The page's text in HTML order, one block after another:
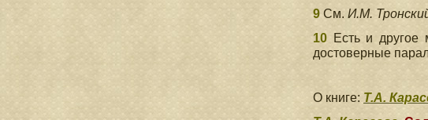
9 См. И.Μ.
10 Есть и другое
достоверные
О книге: Т.А.